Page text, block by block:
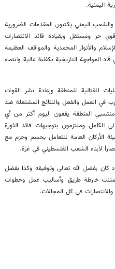
اليمنية.
اليمني يكتبون المقدمات الضرورية
حر ومستقل وبقيادة قائد الانتصارات
والأنوار المحمدية والمواقف العظيمة
المواجهة التاريخية بكفاءة عالية وانتماء
القتالية للمنطقة وإعادة نشر القوات
في العمل والفعل والنتائج المشتعلة ضد
المنطقة يقفون اليوم أكثر من أي
وملتزمون بتوجيهات قائد الثورة
الأركان العامة للتعامل بحسم وحزم مع
لأبناء الشعب الفلسطيني في غزة.
كان بفضل الله تعالى وتوفيقه وكذا بفضل
مثلت خارطة طريق وأساليب عمل وخطوات
في كل المجالات.